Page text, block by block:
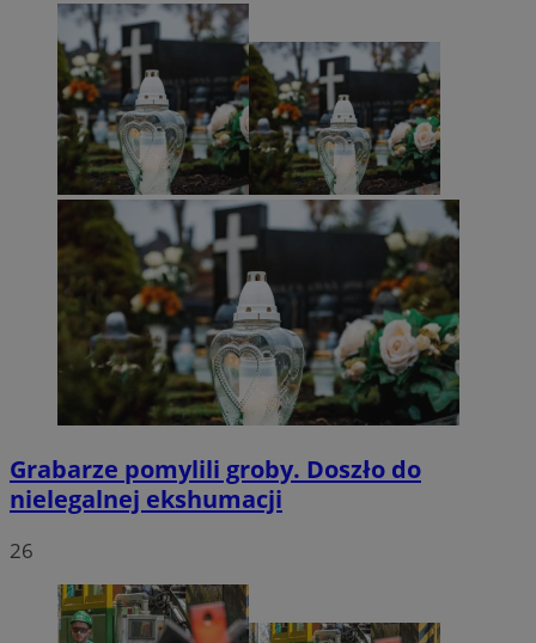
Grabarze pomylili groby. Doszło do
nielegalnej ekshumacji
26